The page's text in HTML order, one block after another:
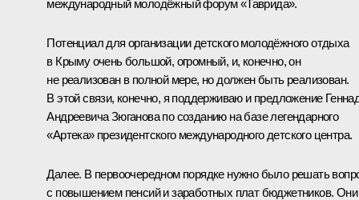
международный молодёжный форум «Таврида».
Потенциал для организации детского молодёжного отдыха
в Крыму очень большой, огромный, и, конечно, он
не реализован в полной мере, но должен быть реализован.
В этой связи, конечно, я поддерживаю и предложение
Андреевича Зюганова по созданию на базе легендарного
«Артека» президентского международного детского центра.
Далее. В первоочередном порядке нужно было решать
с повышением пенсий и заработных плат бюджетников. Они